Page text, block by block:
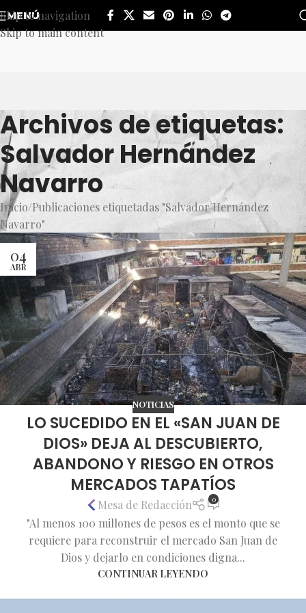
Skip to navigation
Skip to main content
MENÚ
Archivos de etiquetas:
Salvador Hernández
Navarro
Inicio Publicaciones etiquetadas "Salvador Hernández
Navarro"
04
ABR
NOTICIAS
LO SUCEDIDO EN EL «SAN JUAN DE
DIOS» DEJA AL DESCUBIERTO,
ABANDONO Y RIESGO EN OTROS
MERCADOS TAPATÍOS
Mesa de Redacción 0
"Al menos 100 millones de pesos es el monto que se
requiere para reconstruir el mercado San Juan de
Dios y dejarlo en condiciones digna...
CONTINUAR LEYENDO